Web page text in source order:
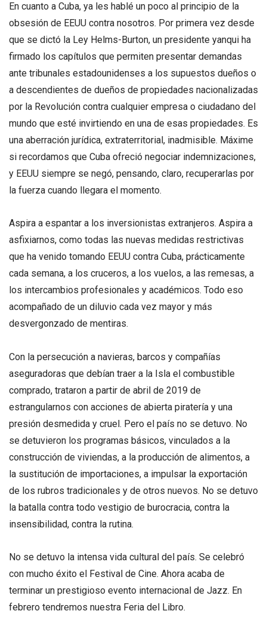
En cuanto a Cuba, ya les hablé un poco al principio de la
obsesión de EEUU contra nosotros. Por primera vez desde
que se dictó la Ley Helms-Burton, un presidente yanqui ha
firmado los capítulos que permiten presentar demandas
ante tribunales estadounidenses a los supuestos dueños o
a descendientes de dueños de propiedades nacionalizadas
por la Revolución contra cualquier empresa o ciudadano del
mundo que esté invirtiendo en una de esas propiedades. Es
una aberración jurídica, extraterritorial, inadmisible. Máxime
si recordamos que Cuba ofreció negociar indemnizaciones,
y EEUU siempre se negó, pensando, claro, recuperarlas por
la fuerza cuando llegara el momento.
Aspira a espantar a los inversionistas extranjeros. Aspira a
asfixiarnos, como todas las nuevas medidas restrictivas
que ha venido tomando EEUU contra Cuba, prácticamente
cada semana, a los cruceros, a los vuelos, a las remesas, a
los intercambios profesionales y académicos. Todo eso
acompañado de un diluvio cada vez mayor y más
desvergonzado de mentiras.
Con la persecución a navieras, barcos y compañías
aseguradoras que debían traer a la Isla el combustible
comprado, trataron a partir de abril de 2019 de
estrangularnos con acciones de abierta piratería y una
presión desmedida y cruel. Pero el país no se detuvo. No
se detuvieron los programas básicos, vinculados a la
construcción de viviendas, a la producción de alimentos, a
la sustitución de importaciones, a impulsar la exportación
de los rubros tradicionales y de otros nuevos. No se detuvo
la batalla contra todo vestigio de burocracia, contra la
insensibilidad, contra la rutina.
No se detuvo la intensa vida cultural del país. Se celebró
con mucho éxito el Festival de Cine. Ahora acaba de
terminar un prestigioso evento internacional de Jazz. En
febrero tendremos nuestra Feria del Libro.